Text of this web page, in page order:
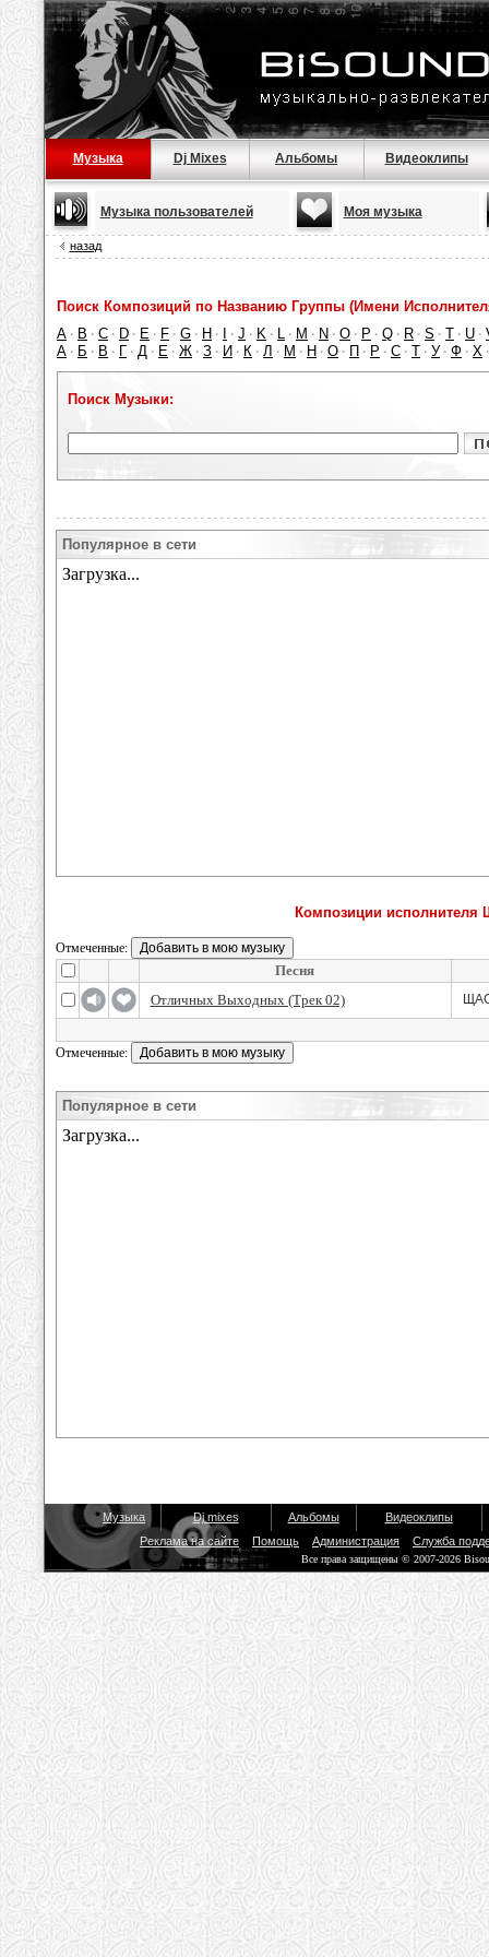
Музыка Dj Mixes Альбомы Видеоклипы
Музыка пользователей Моя музыка
назад
Поиск Композиций по Названию Группы (Имени
A · B · C · D · E · F · G · H · · J · K · L · M · N · O · P · Q · R · S · T · U ·
А · Б · В · Г · Д · Е · Ж · З · И · К · Л · М · Н · О · П · Р · С · Т · У · Ф · Х
Поиск Музыки:
Популярное в сети
Композиции
Отмеченные:
Песня
Отличных Выходных (Трек 02)
Отмеченные:
Популярное в сети
Музыка Dj mixes Альбомы
Видеоклипы
Реклама на сайте
Помощь Администрация Служба
Все права защищены © 2007-2026